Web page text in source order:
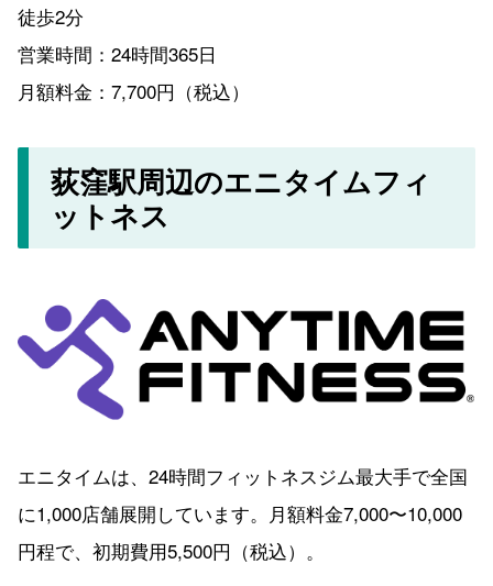
徒歩2分
営業時間：24時間365日
月額料金：7,700円（税込）
荻窪駅周辺のエニタイムフィ
ットネス
エニタイムは、24時間フィットネスジム最大手で全国
に1,000店舗展開しています。月額料金7,000〜10,000
円程で、初期費用5,500円（税込）。